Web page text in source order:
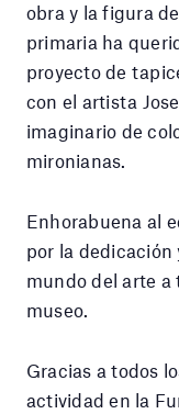
obra y la figura
primaria ha
proyecto de
con el artista
imaginario de
mironianas.
Enhorabuena al
por la dedicación
mundo del arte a
museo.
Gracias a todos
actividad en la